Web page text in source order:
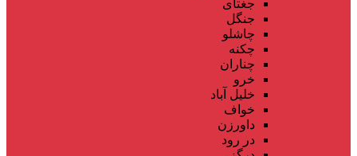
جغتای
جنگل
چاشلو
چکنه
چناران
خرو
خلیل آباد
خواف
داورزن
در رود